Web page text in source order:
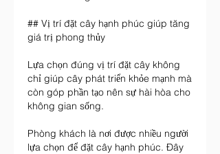
## Vị trí đặt cây hạnh phúc giúp tăng
giá trị phong thủy
Lựa chọn đúng vị trí đặt cây không
chỉ giúp cây phát triển khỏe mạnh mà
còn góp phần tạo nên sự hài hòa cho
không gian sống.
Phòng khách là nơi được nhiều người
lựa chọn để đặt cây hạnh phúc. Đây